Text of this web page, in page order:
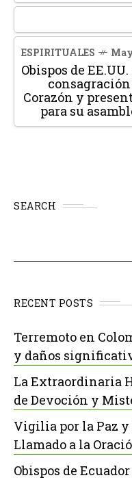
ESPIRITUALES
Obispos de
Corazón y
para su
SEARCH
RECENT POSTS
Terremoto en
y daños
La Extraordinaria
de Devoción y
Vigilia por la Paz
Llamado a la
Obispos de